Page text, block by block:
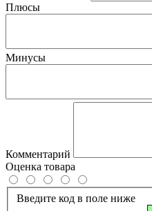
Плюсы
Минусы
Комментарий
Оценка товара
Введите код в поле ниже